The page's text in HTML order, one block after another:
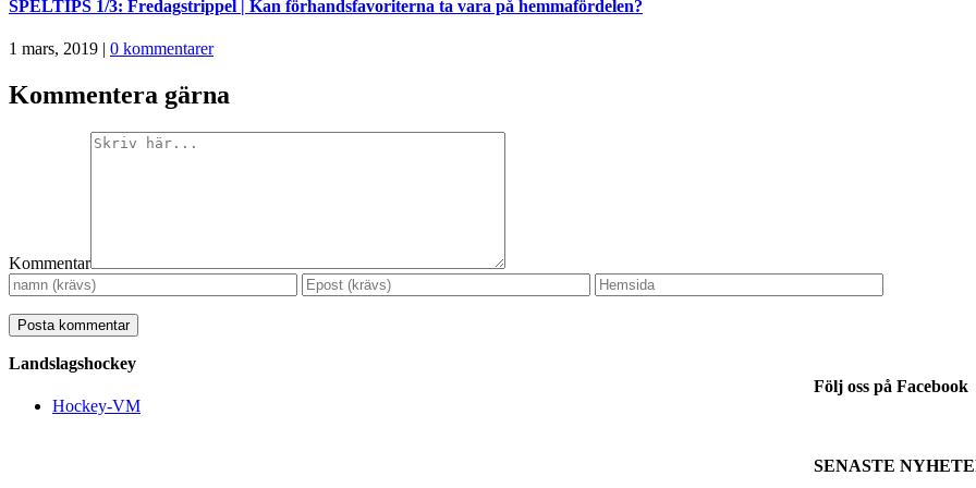
SPELTIPS 1/3: Fredagstrippel | Kan förhandsfavoriterna ta vara på hemmafördelen?
1 mars, 2019 | 0 kommentarer
Kommentera gärna
Kommentar
Följ oss på Facebook
SENASTE
Landslagshockey
Hockey-VM